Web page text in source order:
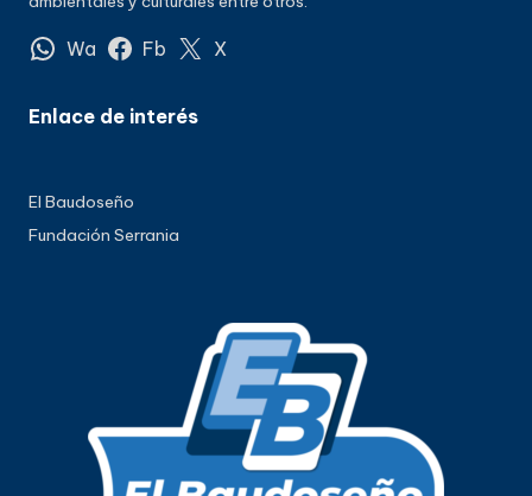
Wa Fb X
Enlace de interés
El Baudoseño
Fundación Serrania